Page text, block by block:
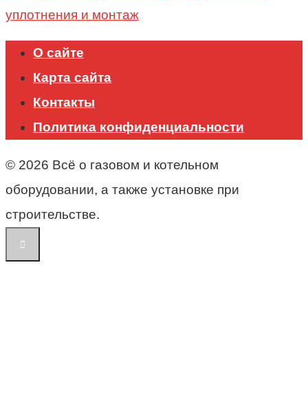
уплотнения и монтаж
О сайте
Карта сайта
Контакты
Политика конфиденциальности
© 2026 Всё о газовом и котельном
оборудовании, а также установке при
строительстве.